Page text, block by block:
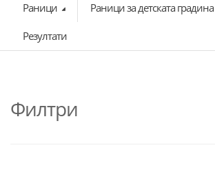
Раници Раници за детската градина
Резултати
Филтри